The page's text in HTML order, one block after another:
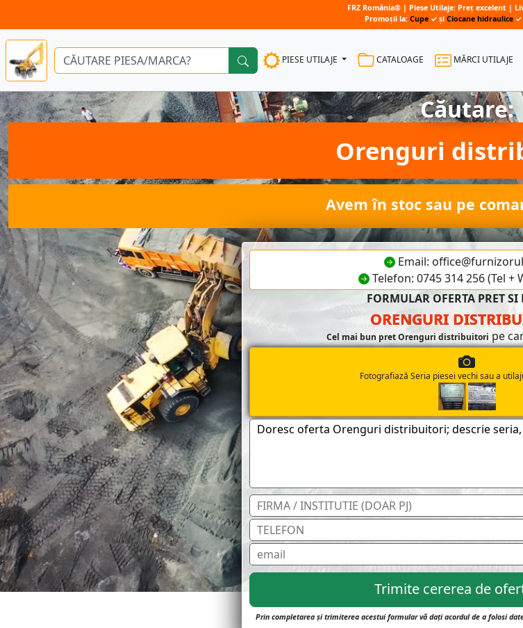
Căutare:
Orenguri
Avem în stoc sau pe
Email:
Telefon: 0745 314 256 (Tel +
FORMULAR OFERTA PRET SI
ORENGURI
Cel mai bun pret Orenguri distribuitori pe
Fotografiază Seria piesei vechi sau a
Trimite cererea de
Prin completarea și trimiterea acestui formular vă dați acordul de a folosi
FRZ România® | Piese Utilaje: Preț excelent |
Promoții la: Cupe ✓ și Ciocane hidraulice ✓
PIESE UTILAJE CATALOAGE MĂRCI UTILAJE